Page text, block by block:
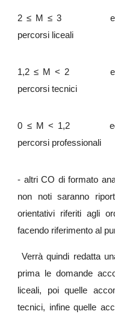
2 ≤ M ≤ 3
percorsi liceali
1,2 ≤ M < 2
percorsi tecnici
0 ≤ M < 1,2
percorsi professionali
- altri CO di formato
non noti saranno
orientativi riferiti agli
facendo riferimento al
Verrà quindi redatta
prima le domande
liceali, poi quelle
tecnici, infine quelle